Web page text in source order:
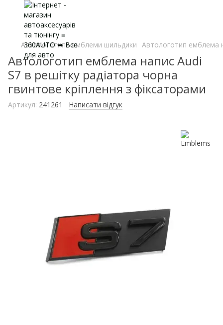
Автологотипи емблеми шильдики Автологотип емблема
Автологотип емблема напис Audi
S7 в решітку радіатора чорна
гвинтове кріплення з фіксаторами
Артикул: 241261 Написати відгук